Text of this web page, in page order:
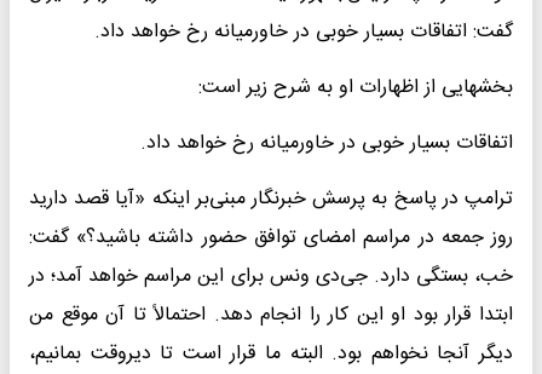
گفت: اتفاقات بسیار خوبی در خاورمیانه رخ خواهد داد.
بخشهایی از اظهارات او به شرح زیر است:
اتفاقات بسیار خوبی در خاورمیانه رخ خواهد داد.
ترامپ در پاسخ به پرسش خبرنگار مبنی‌بر اینکه «آیا قصد دارید
روز جمعه در مراسم امضای توافق حضور داشته باشید؟» گفت:
خب، بستگی دارد. جی‌دی ونس برای این مراسم خواهد آمد؛ در
ابتدا قرار بود او این کار را انجام دهد. احتمالاً تا آن موقع من
دیگر آنجا نخواهم بود. البته ما قرار است تا دیروقت بمانیم،